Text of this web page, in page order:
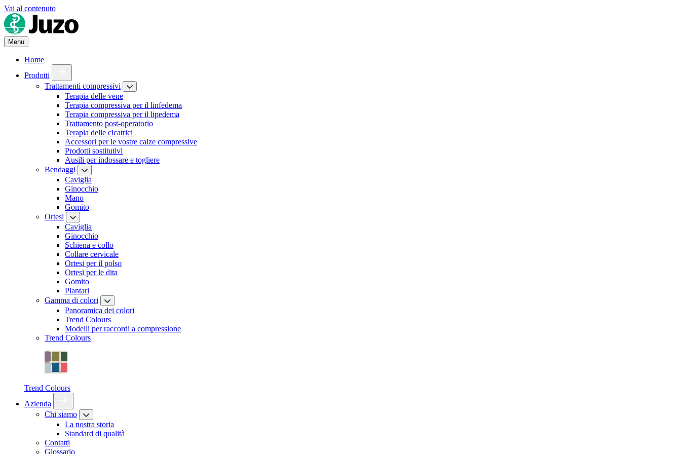
Vai al contenuto
Menu
Home
Prodotti
Trattamenti compressivi
Terapia delle vene
Terapia compressiva per il linfedema
Terapia compressiva per il lipedema
Trattamento post-operatorio
Terapia delle cicatrici
Accessori per le vostre calze compressive
Prodotti sostitutivi
Ausili per indossare e togliere
Bendaggi
Caviglia
Ginocchio
Mano
Gomito
Ortesi
Caviglia
Ginocchio
Schiena e collo
Collare cervicale
Ortesi per il polso
Ortesi per le dita
Gomito
Plantari
Gamma di colori
Panoramica dei colori
Trend Colours
Modelli per raccordi a compressione
Trend Colours
Trend Colours
Azienda
Chi siamo
La nostra storia
Standard di qualità
Contatti
Glossario